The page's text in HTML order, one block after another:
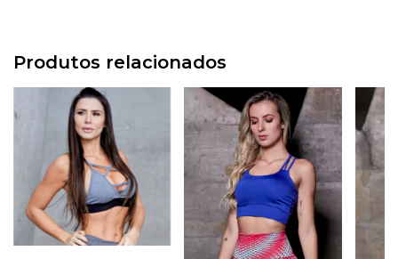
Produtos relacionados